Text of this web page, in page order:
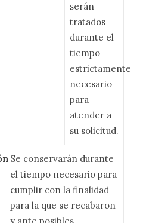
serán
tratados
durante el
tiempo
estrictamente
necesario
para
atender a
su solicitud.
Se conservarán durante
el tiempo necesario para
cumplir con la finalidad
para la que se recabaron